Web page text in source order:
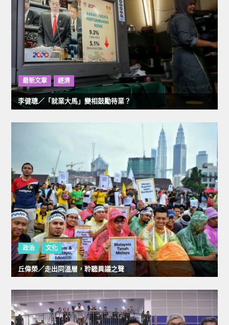
最新文章 經濟
李健聰／「就業大馬」變相鼓勵待業？
政治 文化
丘偉榮／走出同溫層，聆聽異議之聲